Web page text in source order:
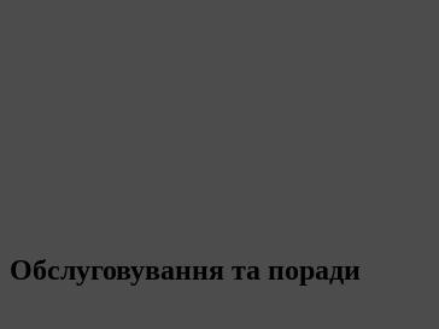
Обслуговування та поради